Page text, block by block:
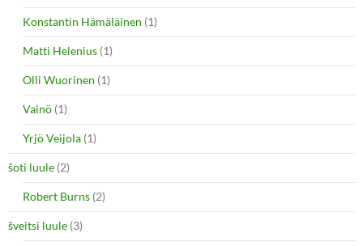
Konstantin Hämäläinen (1)
Matti Helenius (1)
Olli Wuorinen (1)
Vainö (1)
Yrjö Veijola (1)
šoti luule (2)
Robert Burns (2)
šveitsi luule (3)